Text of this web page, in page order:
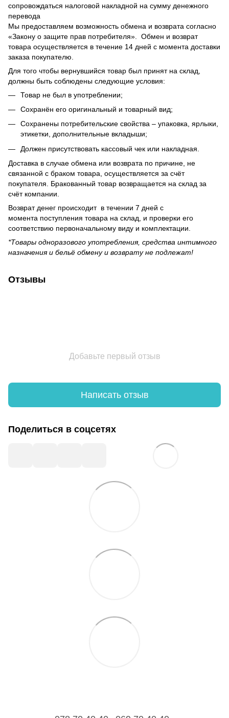
сопровождаться налоговой накладной на сумму денежного
перевода
Мы предоставляем возможность обмена и возврата согласно
«Закону о защите прав потребителя». Обмен и возврат
товара осуществляется в течение 14 дней с момента доставки
заказа покупателю.
Для того чтобы вернувшийся товар был принят на склад,
должны быть соблюдены следующие условия:
Товар не был в употреблении;
Сохранён его оригинальный и товарный вид;
Сохранены потребительские свойства – упаковка, ярлыки,
этикетки, дополнительные вкладыши;
Должен присутствовать кассовый чек или накладная.
Доставка в случае обмена или возврата по причине, не
связанной с браком товара, осуществляется за счёт
покупателя. Бракованный товар возвращается на склад за
счёт компании.
Возврат денег происходит в течении 7 дней с
момента поступления товара на склад, и проверки его
соответствию первоначальному виду и комплектации.
*Товары одноразового употребления, средства интимного
назначения и бельё обмену и возврату не подлежат!
Отзывы
Добавьте первый отзыв
Написать отзыв
Поделиться в соцсетях